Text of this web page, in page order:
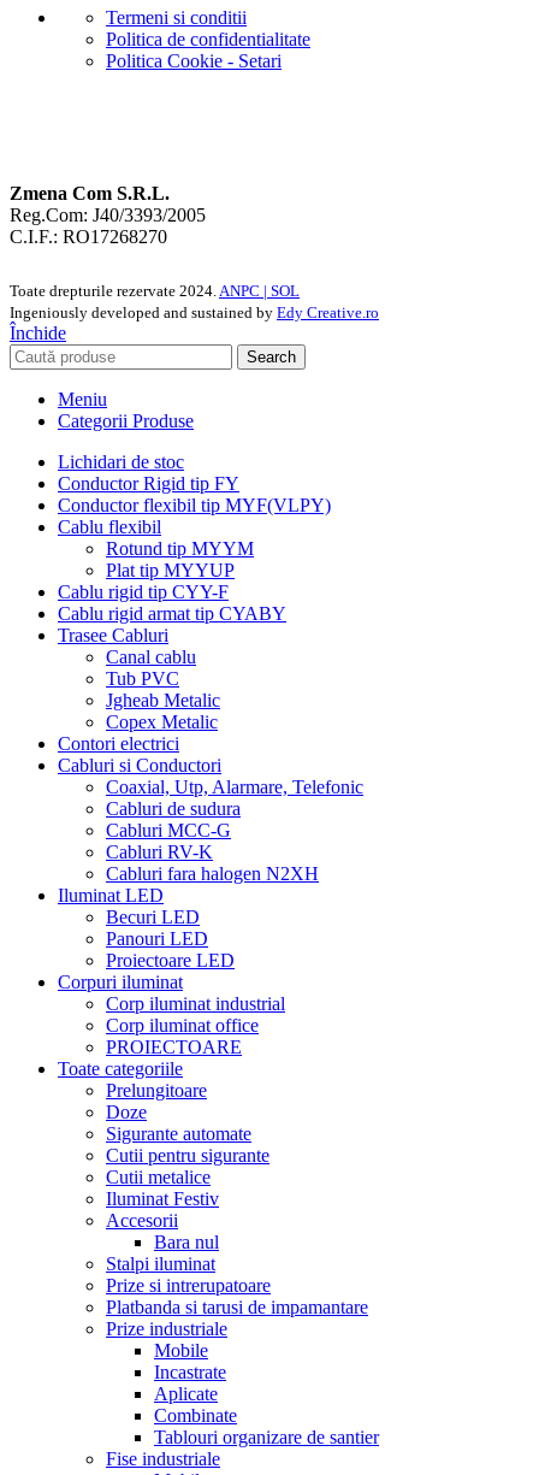
Termeni si conditii
Politica de confidentialitate
Politica Cookie - Setari
Zmena Com S.R.L.
Reg.Com: J40/3393/2005
C.I.F.: RO17268270
Toate drepturile rezervate 2024. ANPC | SOL
Ingeniously developed and sustained by Edy Creative.ro
Închide
Search
Meniu
Categorii Produse
Lichidari de stoc
Conductor Rigid tip FY
Conductor flexibil tip MYF(VLPY)
Cablu flexibil
Rotund tip MYYM
Plat tip MYYUP
Cablu rigid tip CYY-F
Cablu rigid armat tip CYABY
Trasee Cabluri
Canal cablu
Tub PVC
Jgheab Metalic
Copex Metalic
Contori electrici
Cabluri si Conductori
Coaxial, Utp, Alarmare, Telefonic
Cabluri de sudura
Cabluri MCC-G
Cabluri RV-K
Cabluri fara halogen N2XH
Iluminat LED
Becuri LED
Panouri LED
Proiectoare LED
Corpuri iluminat
Corp iluminat industrial
Corp iluminat office
PROIECTOARE
Toate categoriile
Prelungitoare
Doze
Sigurante automate
Cutii pentru sigurante
Cutii metalice
Iluminat Festiv
Accesorii
Bara nul
Stalpi iluminat
Prize si intrerupatoare
Platbanda si tarusi de impamantare
Prize industriale
Mobile
Incastrate
Aplicate
Combinate
Tablouri organizare de santier
Fise industriale